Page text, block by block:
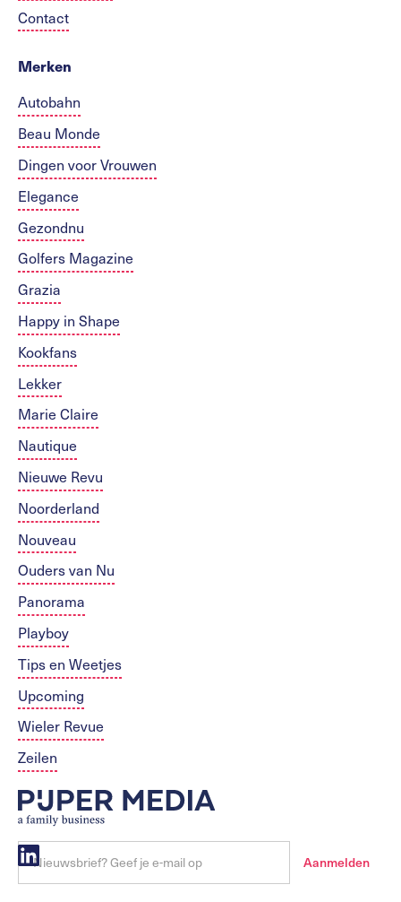
Contact
Merken
Autobahn
Beau Monde
Dingen voor Vrouwen
Elegance
Gezondnu
Golfers Magazine
Grazia
Happy in Shape
Kookfans
Lekker
Marie Claire
Nautique
Nieuwe Revu
Noorderland
Nouveau
Ouders van Nu
Panorama
Playboy
Tips en Weetjes
Upcoming
Wieler Revue
Zeilen